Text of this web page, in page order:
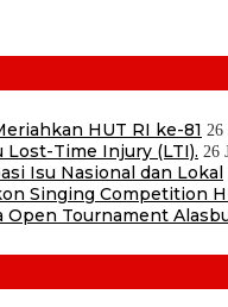
HUT RI ke-81 26
Lost-Time Injury (LTI). 26
Isu Nasional dan Lokal
Singing Competition
Open Tournament